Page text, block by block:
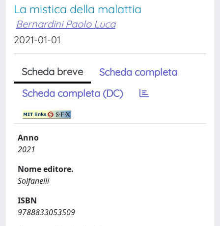
La mistica della malattia
Bernardini Paolo Luca
2021-01-01
Scheda breve
Scheda completa
Scheda completa (DC)
Anno
2021
Nome editore.
Solfanelli
ISBN
9788833053509